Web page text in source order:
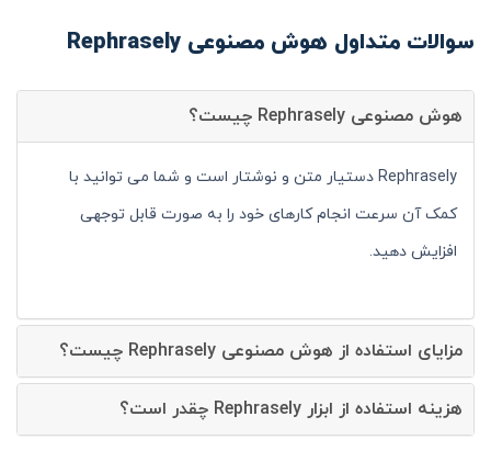
سوالات متداول هوش مصنوعی Rephrasely
هوش مصنوعی Rephrasely چیست؟
Rephrasely دستیار متن و نوشتار است و شما می توانید با
کمک آن سرعت انجام کارهای خود را به صورت قابل توجهی
افزایش دهید.
مزایای استفاده از هوش مصنوعی Rephrasely چیست؟
هزینه استفاده از ابزار Rephrasely چقدر است؟